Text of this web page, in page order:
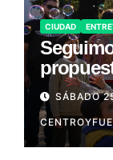
CIUDAD
SÁBADO